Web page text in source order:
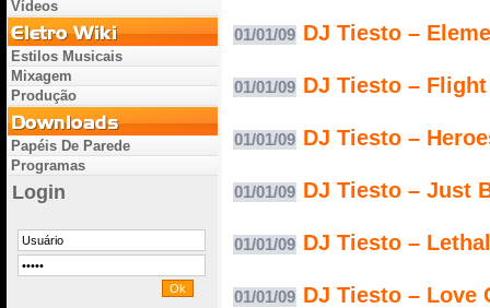
01/01/09 DJ Tiesto –
01/01/09 DJ Tiesto – Flight
01/01/09 DJ Tiesto –
01/01/09 DJ Tiesto – Just
01/01/09 DJ Tiesto –
01/01/09 DJ Tiesto – Love
Vídeos
Estilos Musicais
Mixagem
Produção
Papéis De Parede
Programas
Login